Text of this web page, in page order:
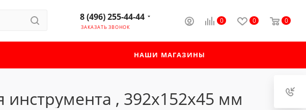
0 0 0
8 (496) 255-44-44
ЗАКАЗАТЬ ЗВОНОК
НАШИ МАГАЗИНЫ
инструмента , 392х152х45 мм